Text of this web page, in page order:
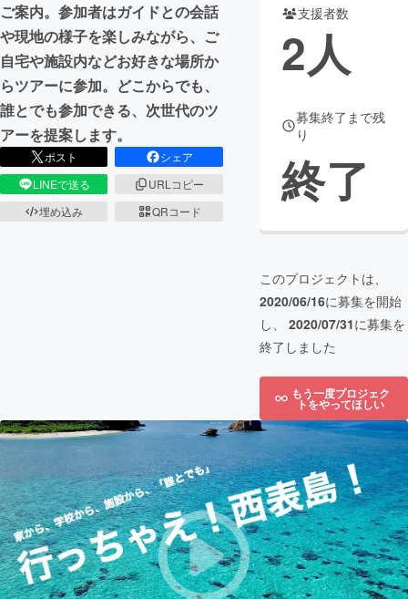
CAMPFIRE for Social Good
CAMPFIRE Creation
CAMPFIREふるさと納税machi-ya コミュニティ
ご案内。参加者はガイドとの会話
や現地の様子を楽しみながら、ご
自宅や施設内などお好きな場所か
らツアーに参加。どこからでも、
誰とでも参加できる、次世代のツ
アーを提案します。
ポスト
シェア
LINEで送る
URLコピー
埋め込み
QRコード
支援者数
2人
募集終了まで残
り
終了
このプロジェクトは、
2020/06/16に募集を開始
し、 2020/07/31に募集を
終了しました
もう一度プロジェク
トをやってほしい